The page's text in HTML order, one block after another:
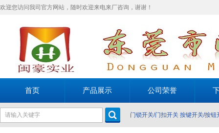
欢迎您访问我司官方网站，随时欢迎来电来厂咨询，谢谢！
首页 产品展示 公司荣誉
门锁开关/门扣开关 按键开关/按钮
关